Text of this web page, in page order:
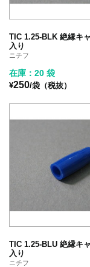
TIC 1.25-BLK 絶縁キ
入り
ニチフ
在庫：20 袋
¥250/袋（税抜）
TIC 1.25-BLU 絶縁キ
入り
ニチフ